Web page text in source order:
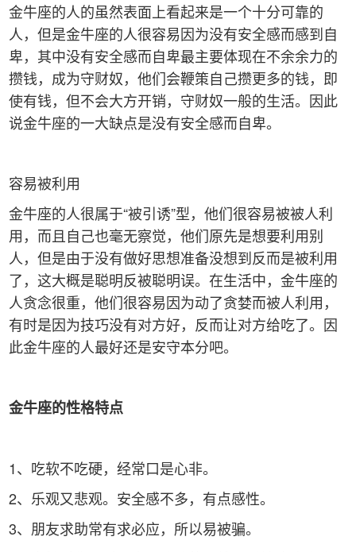
金牛座的人的虽然表面上看起来是一个十分可靠的
人，但是金牛座的人很容易因为没有安全感而感到自
卑，其中没有安全感而自卑最主要体现在不余余力的
攒钱，成为守财奴，他们会鞭策自己攒更多的钱，即
使有钱，但不会大方开销，守财奴一般的生活。因此
说金牛座的一大缺点是没有安全感而自卑。
容易被利用
金牛座的人很属于“被引诱”型，他们很容易被被人利
用，而且自己也毫无察觉，他们原先是想要利用别
人，但是由于没有做好思想准备没想到反而是被利用
了，这大概是聪明反被聪明误。在生活中，金牛座的
人贪念很重，他们很容易因为动了贪婪而被人利用，
有时是因为技巧没有对方好，反而让对方给吃了。因
此金牛座的人最好还是安守本分吧。
金牛座的性格特点
1、吃软不吃硬，经常口是心非。
2、乐观又悲观。安全感不多，有点感性。
3、朋友求助常有求必应，所以易被骗。